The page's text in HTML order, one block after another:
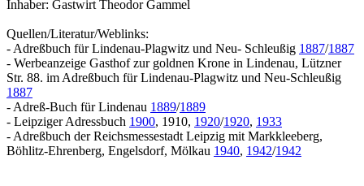
Inhaber: Gastwirt Theodor Gammel
Quellen/Literatur/Weblinks:
- Adreßbuch für Lindenau-Plagwitz und Neu- Schleußig 1887/1887
- Werbeanzeige Gasthof zur goldnen Krone in Lindenau, Lützner
Str. 88. im Adreßbuch für Lindenau-Plagwitz und Neu-Schleußig
1887
- Adreß-Buch für Lindenau 1889/1889
- Leipziger Adressbuch 1900, 1910, 1920/1920, 1933
- Adreßbuch der Reichsmessestadt Leipzig mit Markkleeberg,
Böhlitz-Ehrenberg, Engelsdorf, Mölkau 1940, 1942/1942